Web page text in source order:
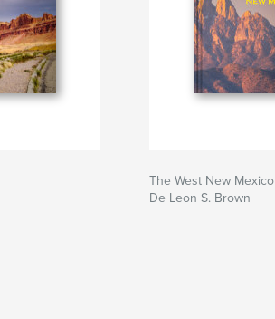
The West New Mexico
De Leon S. Brown